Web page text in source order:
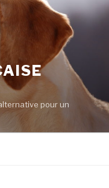
pour un